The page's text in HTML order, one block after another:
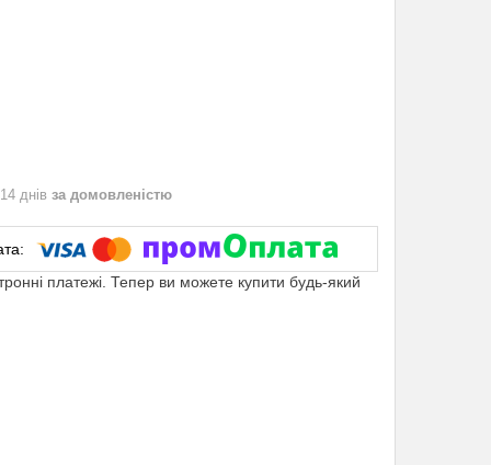
днів за домовленістю
платежі. Тепер ви можете купити будь-який